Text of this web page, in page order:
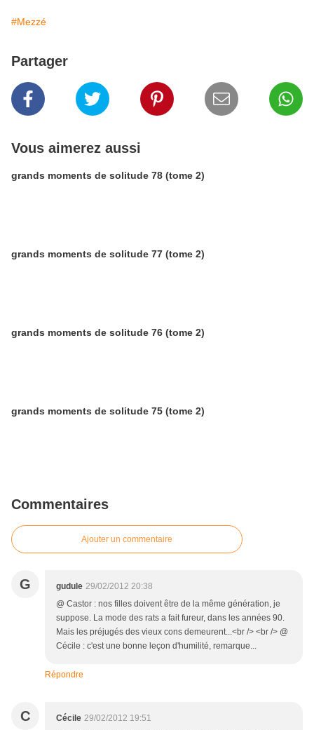
#Mezzé
Partager
Vous aimerez aussi
grands moments de solitude 78 (tome 2)
grands moments de solitude 77 (tome 2)
grands moments de solitude 76 (tome 2)
grands moments de solitude 75 (tome 2)
Commentaires
Ajouter un commentaire
G gudule 29/02/2012 20:38
@ Castor : nos filles doivent être de la même génération, je
suppose. La mode des rats a fait fureur, dans les années 90.
Mais les préjugés des vieux cons demeurent...<br /> <br /> @
Cécile : c'est une bonne leçon d'humilité, remarque...
Répondre
C Cécile 29/02/2012 19:51